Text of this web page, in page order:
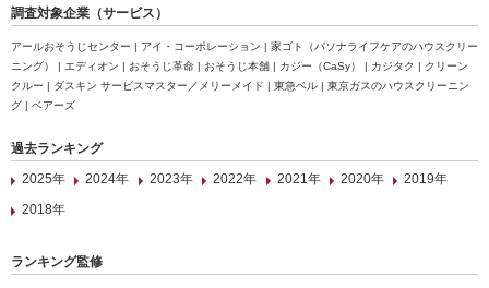
調査対象企業（サービス）
アールおそうじセンター | アイ・コーポレーション | 家ゴト（パソナライフケアのハウスクリー
ニング） | エディオン | おそうじ革命 | おそうじ本舗 | カジー（CaSy） | カジタク | クリーン
クルー | ダスキン サービスマスター／メリーメイド | 東急ベル | 東京ガスのハウスクリーニン
グ | ベアーズ
過去ランキング
2025年
2024年 2023年 2022年 2021年 2020年
2019年
2018年
ランキング監修